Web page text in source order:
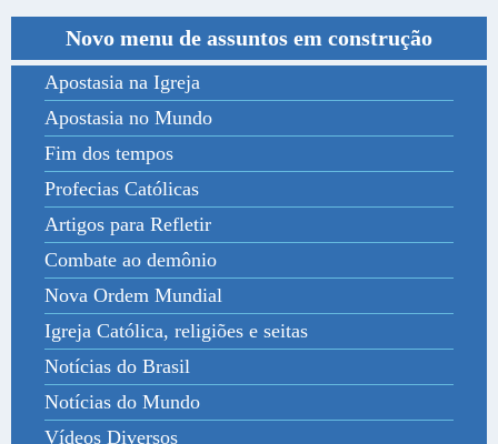
Novo menu de assuntos em construção
Apostasia na Igreja
Apostasia no Mundo
Fim dos tempos
Profecias Católicas
Artigos para Refletir
Combate ao demônio
Nova Ordem Mundial
Igreja Católica, religiões e seitas
Notícias do Brasil
Notícias do Mundo
Vídeos Diversos